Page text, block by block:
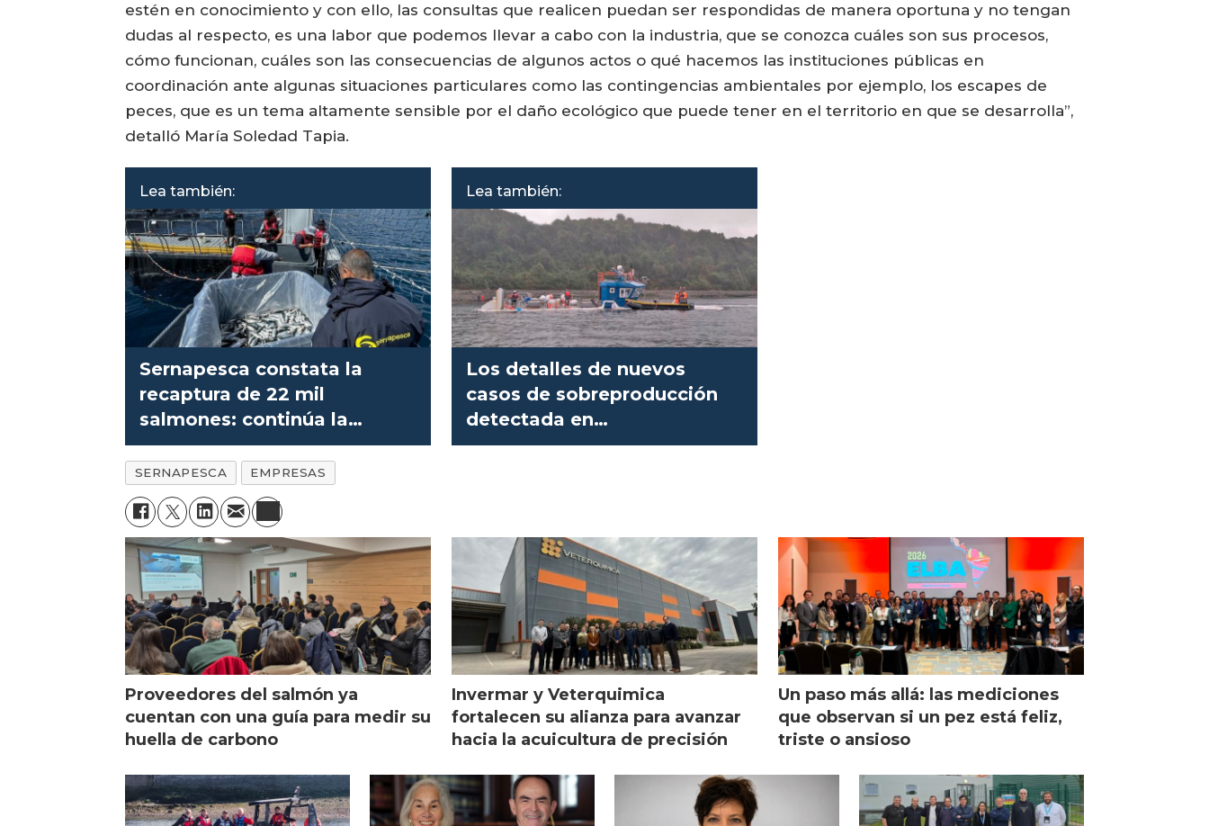
estén en conocimiento y con ello, las consultas que realicen puedan ser respondidas de manera oportuna y no tengan
dudas al respecto, es una labor que podemos llevar a cabo con la industria, que se conozca cuáles son sus procesos,
cómo funcionan, cuáles son las consecuencias de algunos actos o qué hacemos las instituciones públicas en
coordinación ante algunas situaciones particulares como las contingencias ambientales por ejemplo, los escapes de
peces, que es un tema altamente sensible por el daño ecológico que puede tener en el territorio en que se desarrolla”,
detalló María Soledad Tapia.
Lea también:
Sernapesca constata la
recaptura de 22 mil
salmones: continúa la
fiscalización
Lea también:
Los detalles de nuevos
casos de sobreproducción
detectada en
salmonicultoras
SERNAPESCA EMPRESAS
Proveedores del salmón ya
cuentan con una guía para medir su
huella de carbono
Invermar y Veterquimica
fortalecen su alianza para avanzar
hacia la acuicultura de precisión
Un paso más allá: las mediciones
que observan si un pez está feliz,
triste o ansioso